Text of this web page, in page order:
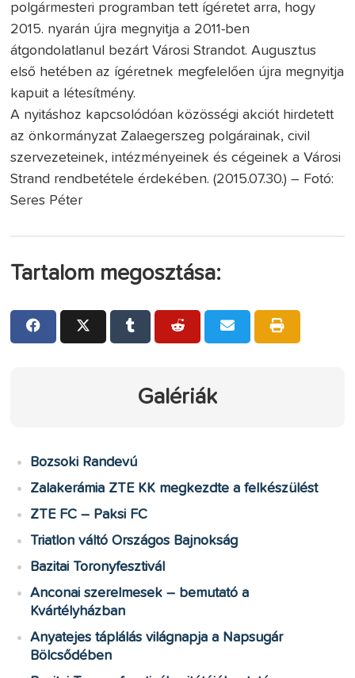
polgármesteri programban tett ígéretet arra, hogy
2015. nyarán újra megnyitja a 2011-ben
átgondolatlanul bezárt Városi Strandot. Augusztus
első hetében az ígéretnek megfelelően újra megnyitja
kapuit a létesítmény.
A nyitáshoz kapcsolódóan közösségi akciót hirdetett
az önkormányzat Zalaegerszeg polgárainak, civil
szervezeteinek, intézményeinek és cégeinek a Városi
Strand rendbetétele érdekében. (2015.07.30.) – Fotó:
Seres Péter
Tartalom megosztása:
Galériák
Bozsoki Randevú
Zalakerámia ZTE KK megkezdte a felkészülést
ZTE FC – Paksi FC
Triatlon váltó Országos Bajnokság
Bazitai Toronyfesztivál
Anconai szerelmesek – bemutató a
Kvártélyházban
Anyatejes táplálás világnapja a Napsugár
Bölcsődében